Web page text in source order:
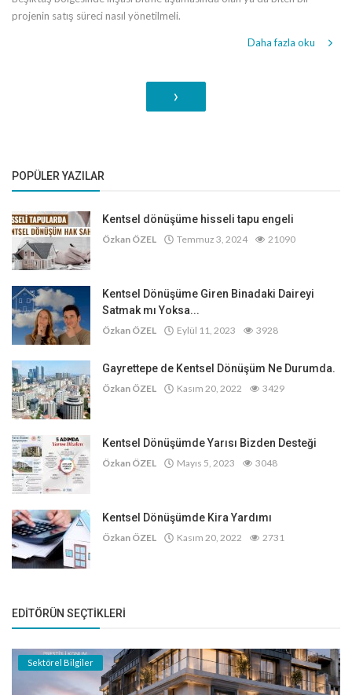
projenin satış süreci nasıl yönetilmeli.
Daha fazla oku
›
POPÜLER YAZILAR
Kentsel dönüşüme hisseli tapu engeli
Özkan ÖZEL Temmuz 3, 2024 21090
Kentsel Dönüşüme Giren Binadaki Daireyi
Satmak mı Yoksa...
Özkan ÖZEL Eylül 11, 2023 3928
Gayrettepe de Kentsel Dönüşüm Ne Durumda.
Özkan ÖZEL Kasım 20, 2022 3429
Kentsel Dönüşümde Yarısı Bizden Desteği
Özkan ÖZEL Mayıs 5, 2023 3048
Kentsel Dönüşümde Kira Yardımı
Özkan ÖZEL Kasım 20, 2022 2731
EDITÖRÜN SEÇTIKLERI
Sektörel Bilgiler